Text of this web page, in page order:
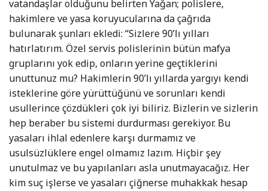
vatandaşlar olduğunu belirten Yağan; polislere,
hakimlere ve yasa koruyucularına da çağrıda
bulunarak şunları ekledi: “Sizlere 90’lı yılları
hatırlatırım. Özel servis polislerinin bütün mafya
gruplarını yok edip, onların yerine geçtiklerini
unuttunuz mu? Hakimlerin 90’lı yıllarda yargıyı kendi
isteklerine göre yürüttüğünü ve sorunları kendi
usullerince çözdükleri çok iyi biliriz. Bizlerin ve sizlerin
hep beraber bu sistemi durdurması gerekiyor. Bu
yasaları ihlal edenlere karşı durmamız ve
usulsüzlüklere engel olmamız lazım. Hiçbir şey
unutulmaz ve bu yapılanları asla unutmayacağız. Her
kim suç işlerse ve yasaları çiğnerse muhakkak hesap